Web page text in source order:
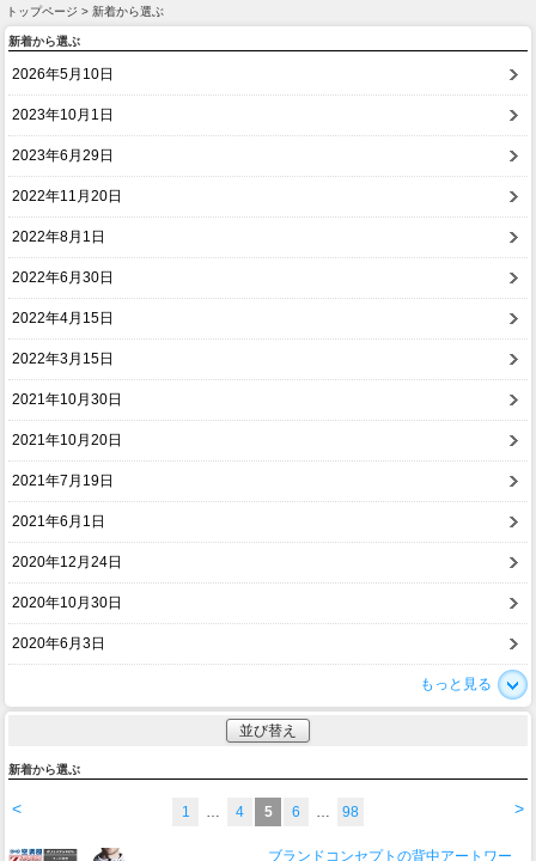
トップページ > 新着から選ぶ
新着から選ぶ
2026年5月10日
2023年10月1日
2023年6月29日
2022年11月20日
2022年8月1日
2022年6月30日
2022年4月15日
2022年3月15日
2021年10月30日
2021年10月20日
2021年7月19日
2021年6月1日
2020年12月24日
2020年10月30日
2020年6月3日
もっと見る
並び替え
新着から選ぶ
< >
1 … 4 5 6 … 98
ブランドコンセプトの背中アートワー